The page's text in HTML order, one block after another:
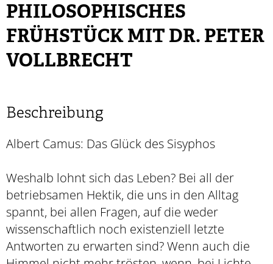
PHILOSOPHISCHES
FRÜHSTÜCK MIT DR. PETER
VOLLBRECHT
Beschreibung
Albert Camus: Das Glück des Sisyphos
Weshalb lohnt sich das Leben? Bei all der
betriebsamen Hektik, die uns in den Alltag
spannt, bei allen Fragen, auf die weder
wissenschaftlich noch existenziell letzte
Antworten zu erwarten sind? Wenn auch die